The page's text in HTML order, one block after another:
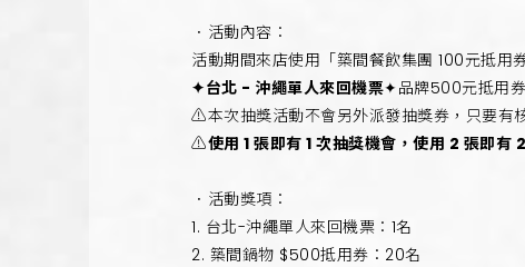
．活動內容：
活動期間來店使用「築間餐飲集團 100元抵用
✦台北 - 沖繩單人來回機票✦品牌500元抵用
⚠️本次抽獎活動不會另外派發抽獎券，只要有
⚠️使用 1 張即有 1 次抽獎機會，使用 2 張即有
．活動獎項：
1. 台北-沖繩單人來回機票：1名
2. 築間鍋物 $500抵用券：20名